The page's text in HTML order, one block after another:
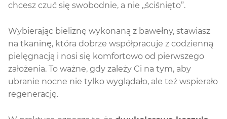
chcesz czuć się swobodnie, a nie „ściśnięto”.
Wybierając bieliznę wykonaną z bawełny, stawiasz
na tkaninę, która dobrze współpracuje z codzienną
pielęgnacją i nosi się komfortowo od pierwszego
założenia. To ważne, gdy zależy Ci na tym, aby
ubranie nocne nie tylko wyglądało, ale też wspierało
regenerację.